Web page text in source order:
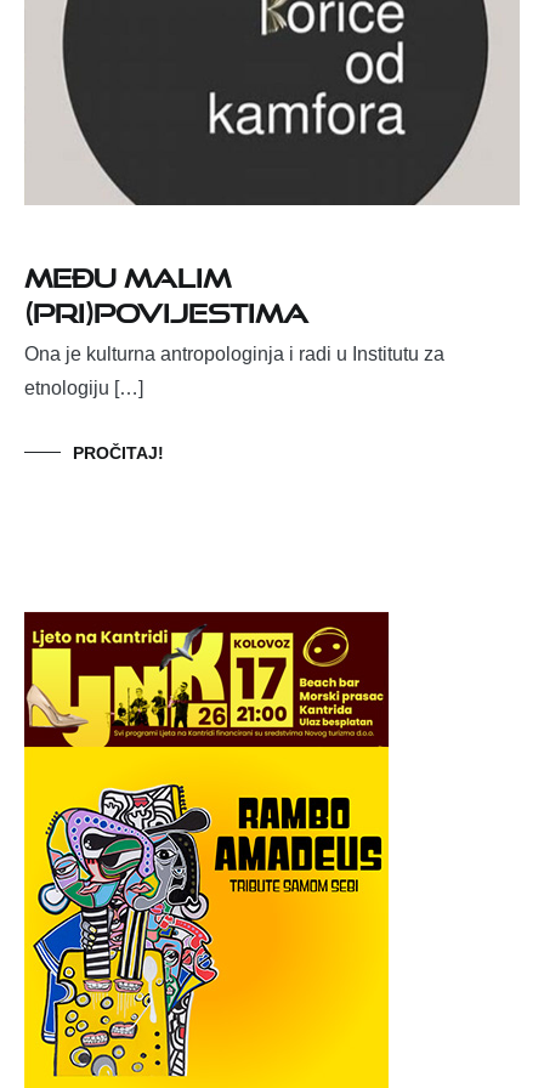
Među malim
(pri)povijestima
Ona je kulturna antropologinja i radi u Institutu za
etnologiju […]
PROČITAJ!